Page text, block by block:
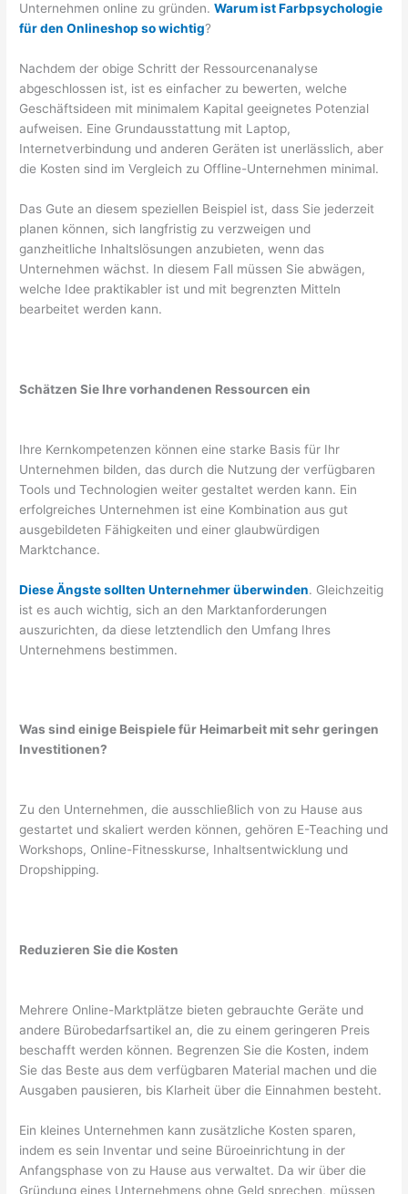
Unternehmen online zu gründen.Warum ist Farbpsychologie
für den Onlineshop so wichtig?
Nachdem der obige Schritt der Ressourcenanalyse
abgeschlossen ist, ist es einfacher zu bewerten, welche
Geschäftsideen mit minimalem Kapital geeignetes Potenzial
aufweisen. Eine Grundausstattung mit Laptop,
Internetverbindung und anderen Geräten ist unerlässlich, aber
die Kosten sind im Vergleich zu Offline-Unternehmen minimal.
Das Gute an diesem speziellen Beispiel ist, dass Sie jederzeit
planen können, sich langfristig zu verzweigen und
ganzheitliche Inhaltslösungen anzubieten, wenn das
Unternehmen wächst. In diesem Fall müssen Sie abwägen,
welche Idee praktikabler ist und mit begrenzten Mitteln
bearbeitet werden kann.
Schätzen Sie Ihre vorhandenen Ressourcen ein
Ihre Kernkompetenzen können eine starke Basis für Ihr
Unternehmen bilden, das durch die Nutzung der verfügbaren
Tools und Technologien weiter gestaltet werden kann. Ein
erfolgreiches Unternehmen ist eine Kombination aus gut
ausgebildeten Fähigkeiten und einer glaubwürdigen
Marktchance.
Diese Ängste sollten Unternehmer überwinden. Gleichzeitig
ist es auch wichtig, sich an den Marktanforderungen
auszurichten, da diese letztendlich den Umfang Ihres
Unternehmens bestimmen.
Was sind einige Beispiele für Heimarbeit mit sehr geringen
Investitionen?
Zu den Unternehmen, die ausschließlich von zu Hause aus
gestartet und skaliert werden können, gehören E-Teaching und
Workshops, Online-Fitnesskurse, Inhaltsentwicklung und
Dropshipping.
Reduzieren Sie die Kosten
Mehrere Online-Marktplätze bieten gebrauchte Geräte und
andere Bürobedarfsartikel an, die zu einem geringeren Preis
beschafft werden können. Begrenzen Sie die Kosten, indem
Sie das Beste aus dem verfügbaren Material machen und die
Ausgaben pausieren, bis Klarheit über die Einnahmen besteht.
Ein kleines Unternehmen kann zusätzliche Kosten sparen,
indem es sein Inventar und seine Büroeinrichtung in der
Anfangsphase von zu Hause aus verwaltet. Da wir über die
Gründung eines Unternehmens ohne Geld sprechen, müssen